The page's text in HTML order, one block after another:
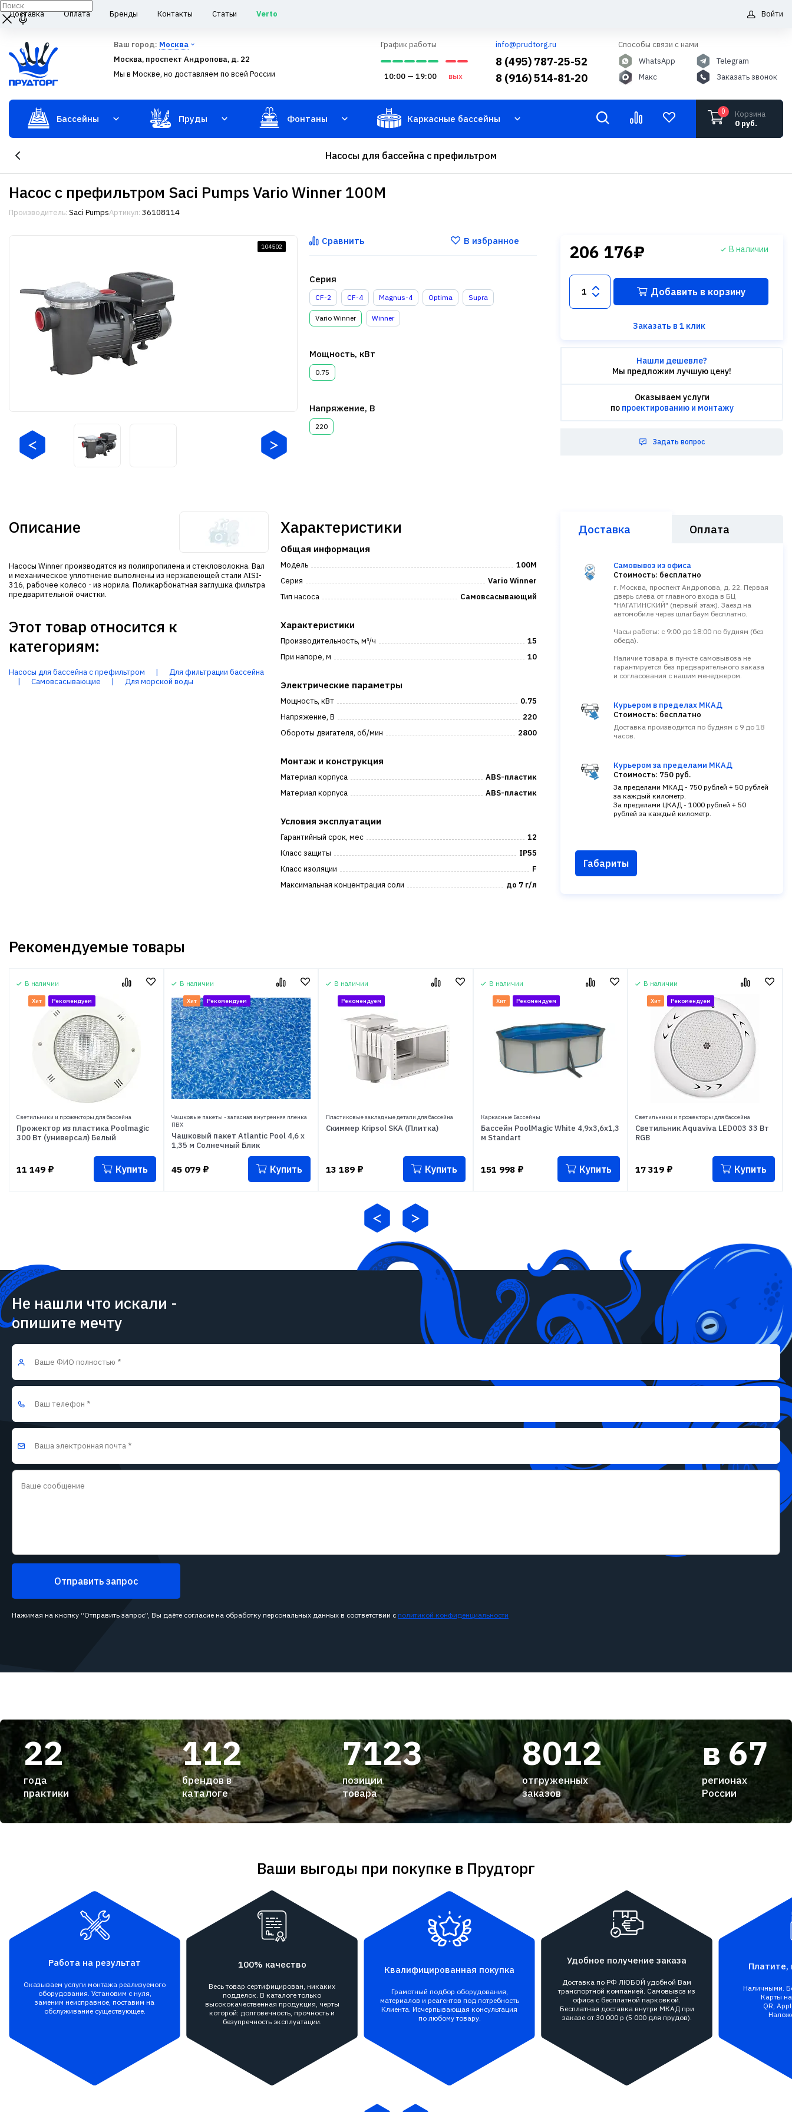
Доставка Оплата Бренды Контакты Статьи Verto Войти
Ваш город: Москва
Москва, проспект Андропова, д. 22
Мы в Москве, но доставляем по всей России
График работы
10:00 — 19:00 вых
info@prudtorg.ru
8 (495) 787-25-52
8 (916) 514-81-20
Способы связи с нами
WhatsApp
Макс
Telegram
Заказать звонок
Бассейны Пруды Фонтаны Каркасные бассейны
0
Корзина
0 руб.
Насосы для бассейна с префильтром
Насос с префильтром Saci Pumps Vario Winner 100M
Производитель: Saci PumpsАртикул: 36108114
104502
Сравнить В избранное
Серия
CF-2 CF-4 Magnus-4 Optima Supra
Vario Winner Winner
Мощность, кВт
0.75
Напряжение, В
220
206 176₽ В наличии
Добавить в корзину
Заказать в 1 клик
Нашли дешевле?
Мы предложим лучшую цену!
Оказываем услуги
по проектированию и монтажу
Задать вопрос
Описание
Насосы Winner производятся из полипропилена и стекловолокна. Вал
и механическое уплотнение выполнены из нержавеющей стали AISI-
316, рабочее колесо - из норила. Поликарбонатная заглушка фильтра
предварительной очистки.
Этот товар относится к
категориям:
Насосы для бассейна с префильтром |
Для фильтрации бассейна
|
Самовсасывающие | Для морской воды
Характеристики
Общая информация
Модель
100M
Серия
Vario Winner
Тип насоса
Самовсасывающий
Характеристики
Производительность, м³/ч
15
При напоре, м
10
Электрические параметры
Мощность, кВт
0.75
Напряжение, В
220
Обороты двигателя, об/мин
2800
Монтаж и конструкция
Материал корпуса
ABS-пластик
Материал корпуса
ABS-пластик
Условия эксплуатации
Гарантийный срок, мес
12
Класс защиты
IP55
Класс изоляции
F
Максимальная концентрация соли
до 7 г/л
Доставка Оплата
Самовывоз из офиса
Стоимость: бесплатно
г. Москва, проспект Андропова, д. 22. Первая
дверь слева от главного входа в БЦ
"НАГАТИНСКИЙ" (первый этаж). Заезд на
автомобиле через шлагбаум бесплатно.
Часы работы: с 9:00 до 18:00 по будням (без
обеда).
Наличие товара в пункте самовывоза не
гарантируется без предварительного заказа
и согласования с нашим менеджером.
Курьером в пределах МКАД
Стоимость: бесплатно
Доставка производится по будням с 9 до 18
часов.
Курьером за пределами МКАД
Стоимость: 750 руб.
За пределами МКАД - 750 рублей + 50 рублей
за каждый километр.
За пределами ЦКАД - 1000 рублей + 50
рублей за каждый километр.
Габариты
Рекомендуемые товары
В наличии
Хит Рекомендуем
Светильники и прожекторы для бассейна
Прожектор из пластика Poolmagic
300 Вт (универсал) Белый
11 149 ₽ Купить
В наличии
Хит Рекомендуем
Чашковые пакеты - запасная внутренняя пленка
ПВХ
Чашковый пакет Atlantic Pool 4,6 х
1,35 м Солнечный Блик
45 079 ₽ Купить
В наличии
Рекомендуем
Пластиковые закладные детали для бассейна
Скиммер Kripsol SKA (Плитка)
13 189 ₽ Купить
В наличии
Хит Рекомендуем
Каркасные Бассейны
Бассейн PoolMagic White 4,9x3,6x1,3
м Standart
151 998 ₽ Купить
В наличии
Хит Рекомендуем
Светильники и прожекторы для бассейна
Светильник Aquaviva LED003 33 Вт
RGB
17 319 ₽ Купить
Не нашли что искали -
опишите мечту
Отправить запрос
Нажимая на кнопку “Отправить запрос”, Вы даёте согласие на обработку персональных данных в соответствии с политикой конфиденциальности
22
года
практики
112
брендов в
каталоге
7123
позиции
товара
8012
отгруженных
заказов
в 67
регионах
России
Ваши выгоды при покупке в Прудторг
Работа на результат
Оказываем услуги монтажа реализуемого
оборудования. Установим с нуля,
заменим неисправное, поставим на
обслуживание существующее.
100% качество
Весь товар сертифицирован, никаких
подделок. В каталоге только
высококачественная продукция, черты
которой: долговечность, прочность и
безупречность эксплуатации.
Квалифицированная покупка
Грамотный подбор оборудования,
материалов и реагентов под потребность
Клиента. Исчерпывающая консультация
по любому товару.
Удобное получение заказа
Доставка по РФ ЛЮБОЙ удобной Вам
транспортной компанией. Самовывоз из
офиса с бесплатной парковкой.
Бесплатная доставка внутри МКАД при
заказе от 30 000 р (5 000 для прудов).
Платите,
Наличными.
Карты
QR,